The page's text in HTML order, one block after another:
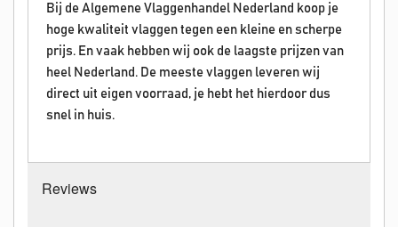
Bij de Algemene Vlaggenhandel Nederland koop je
hoge kwaliteit vlaggen tegen een kleine en scherpe
prijs. En vaak hebben wij ook de laagste prijzen van
heel Nederland. De meeste vlaggen leveren wij
direct uit eigen voorraad, je hebt het hierdoor dus
snel in huis.
Reviews